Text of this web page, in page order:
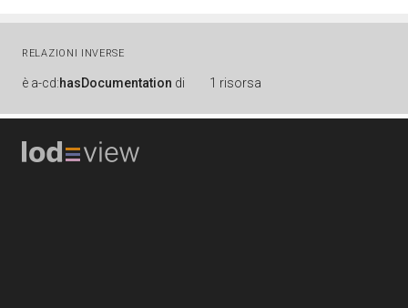
RELAZIONI INVERSE
è a-cd:hasDocumentation di 1 risorsa